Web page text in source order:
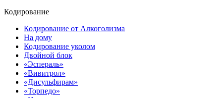
Кодирование
Кодирование от Алкоголизма
На дому
Кодирование уколом
Двойной блок
«Эспераль»
«Вивитрол»
«Дисульфирам»
«Торпедо»